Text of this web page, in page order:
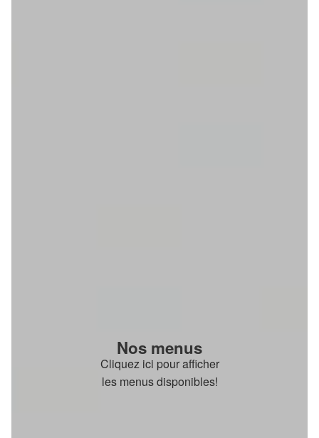
Nos menus
Cliquez ici pour afficher
les menus disponibles!